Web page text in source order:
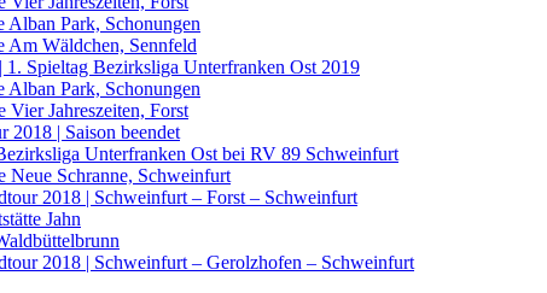
Alban Park, Schonungen
Am Wäldchen, Sennfeld
1. Spieltag Bezirksliga Unterfranken Ost 2019
Alban Park, Schonungen
Vier Jahreszeiten, Forst
2018 | Saison beendet
Unterfranken Ost bei RV 89 Schweinfurt
Neue Schranne, Schweinfurt
2018 | Schweinfurt – Forst – Schweinfurt
Jahn
2018 | Schweinfurt – Gerolzhofen – Schweinfurt